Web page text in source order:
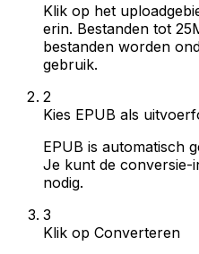
Klik op het
erin. Bestanden tot
bestanden worden
gebruik.
2
Kies EPUB als
EPUB is automatisch
Je kunt de conversie-
nodig.
3
Klik op Converteren